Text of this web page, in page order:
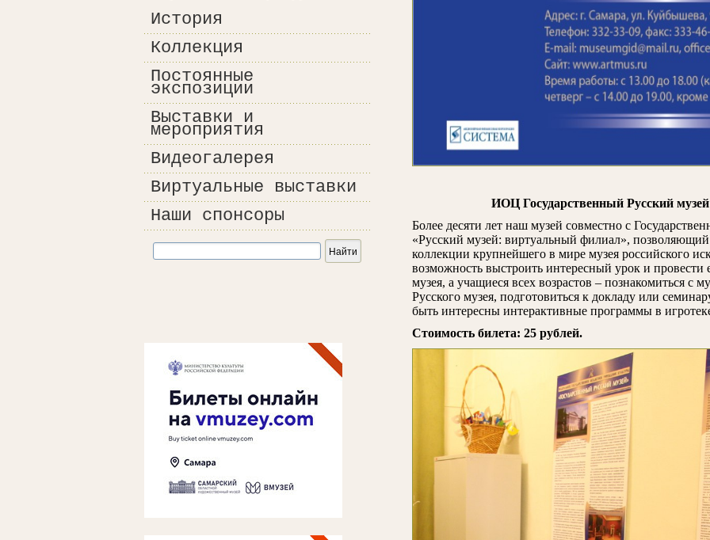
История
Коллекция
Постоянные
экспозиции
Выставки и
мероприятия
Видеогалерея
Виртуальные выставки
Наши спонсоры
ИОЦ Государственный Русский
Более десяти лет наш музей совместно с
«Русский музей: виртуальный филиал»,
коллекции крупнейшего в мире музея российского
возможность выстроить интересный урок и провести
музея, а учащиеся всех возрастов – познакомиться с
Русского музея, подготовиться к докладу или
быть интересны интерактивные программы в
Стоимость билета: 25 рублей.